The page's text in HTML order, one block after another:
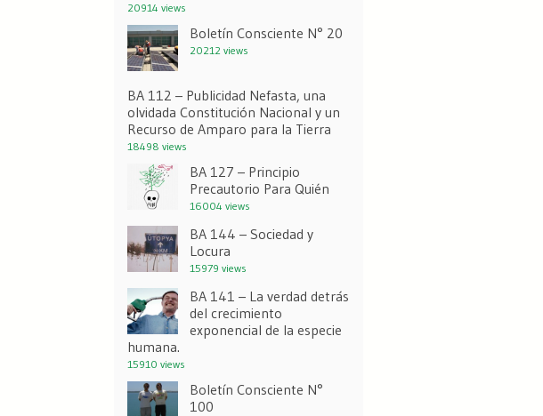
20914 views
Boletín Consciente N° 20
20212 views
BA 112 – Publicidad Nefasta, una
olvidada Constitución Nacional y un
Recurso de Amparo para la Tierra
18498 views
BA 127 – Principio
Precautorio Para Quién
16004 views
BA 144 – Sociedad y
Locura
15979 views
BA 141 – La verdad detrás
del crecimiento
exponencial de la especie
humana.
15910 views
Boletín Consciente N°
100